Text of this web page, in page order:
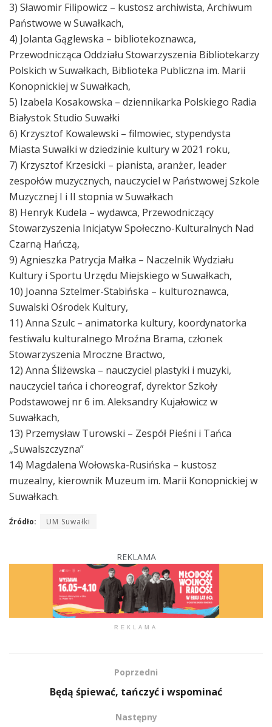
3) Sławomir Filipowicz – kustosz archiwista, Archiwum
Państwowe w Suwałkach,
4) Jolanta Gąglewska – bibliotekoznawca,
Przewodnicząca Oddziału Stowarzyszenia Bibliotekarzy
Polskich w Suwałkach, Biblioteka Publiczna im. Marii
Konopnickiej w Suwałkach,
5) Izabela Kosakowska – dziennikarka Polskiego Radia
Białystok Studio Suwałki
6) Krzysztof Kowalewski – filmowiec, stypendysta
Miasta Suwałki w dziedzinie kultury w 2021 roku,
7) Krzysztof Krzesicki – pianista, aranżer, leader
zespołów muzycznych, nauczyciel w Państwowej Szkole
Muzycznej I i II stopnia w Suwałkach
8) Henryk Kudela – wydawca, Przewodniczący
Stowarzyszenia Inicjatyw Społeczno-Kulturalnych Nad
Czarną Hańczą,
9) Agnieszka Patrycja Małka – Naczelnik Wydziału
Kultury i Sportu Urzędu Miejskiego w Suwałkach,
10) Joanna Sztelmer-Stabińska – kulturoznawca,
Suwalski Ośrodek Kultury,
11) Anna Szulc – animatorka kultury, koordynatorka
festiwalu kulturalnego Mroźna Brama, członek
Stowarzyszenia Mroczne Bractwo,
12) Anna Śliżewska – nauczyciel plastyki i muzyki,
nauczyciel tańca i choreograf, dyrektor Szkoły
Podstawowej nr 6 im. Aleksandry Kujałowicz w
Suwałkach,
13) Przemysław Turowski – Zespół Pieśni i Tańca
„Suwalszczyzna”
14) Magdalena Wołowska-Rusińska – kustosz
muzealny, kierownik Muzeum im. Marii Konopnickiej w
Suwałkach.
Źródło: UM Suwałki
REKLAMA
REKLAMA
Poprzedni
Będą śpiewać, tańczyć i wspominać
Następny